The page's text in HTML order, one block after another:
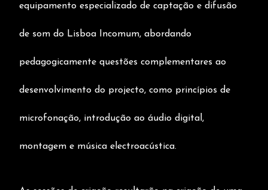
equipamento especializado de captação e difusão
de som do Lisboa Incomum, abordando
pedagogicamente questões complementares ao
desenvolvimento do projecto, como princípios de
microfonação, introdução ao áudio digital,
montagem e música electroacústica.